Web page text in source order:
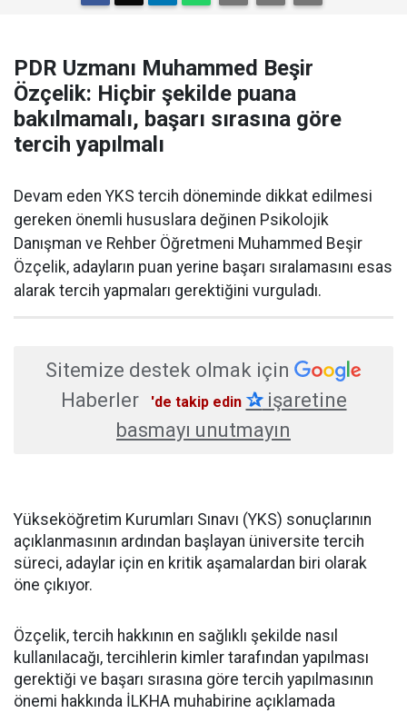
PDR Uzmanı Muhammed Beşir
Özçelik: Hiçbir şekilde puana
bakılmamalı, başarı sırasına göre
tercih yapılmalı
Devam eden YKS tercih döneminde dikkat edilmesi
gereken önemli hususlara değinen Psikolojik
Danışman ve Rehber Öğretmeni Muhammed Beşir
Özçelik, adayların puan yerine başarı sıralamasını esas
alarak tercih yapmaları gerektiğini vurguladı.
Sitemize destek olmak için
Haberler
'de takip edin ✰işaretine
basmayı unutmayın
Yükseköğretim Kurumları Sınavı (YKS) sonuçlarının
açıklanmasının ardından başlayan üniversite tercih
süreci, adaylar için en kritik aşamalardan biri olarak
öne çıkıyor.
Özçelik, tercih hakkının en sağlıklı şekilde nasıl
kullanılacağı, tercihlerin kimler tarafından yapılması
gerektiği ve başarı sırasına göre tercih yapılmasının
önemi hakkında İLKHA muhabirine açıklamada